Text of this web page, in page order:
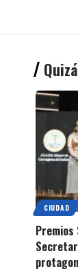
CIUDAD